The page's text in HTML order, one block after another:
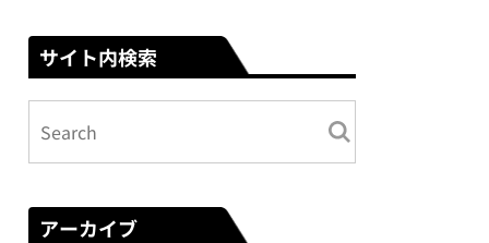
サイト内検索
アーカイブ